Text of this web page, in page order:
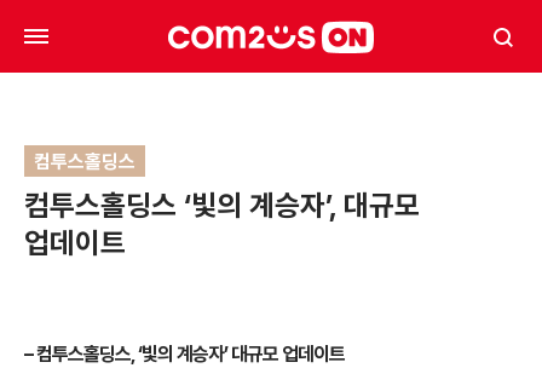
컴투스홀딩스
컴투스홀딩스 ‘빛의 계승자’, 대규모
업데이트
–컴투스홀딩스, ‘빛의 계승자’ 대규모 업데이트